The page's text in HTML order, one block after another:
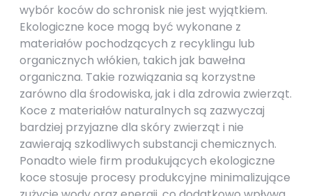
wybór koców do schronisk nie jest wyjątkiem.
Ekologiczne koce mogą być wykonane z
materiałów pochodzących z recyklingu lub
organicznych włókien, takich jak bawełna
organiczna. Takie rozwiązania są korzystne
zarówno dla środowiska, jak i dla zdrowia zwierząt.
Koce z materiałów naturalnych są zazwyczaj
bardziej przyjazne dla skóry zwierząt i nie
zawierają szkodliwych substancji chemicznych.
Ponadto wiele firm produkujących ekologiczne
koce stosuje procesy produkcyjne minimalizujące